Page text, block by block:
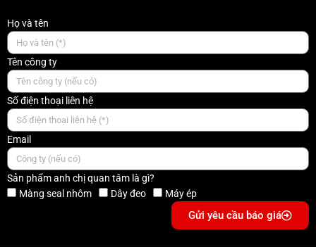
Họ và tên
Tên công ty
Số điện thoại liên hệ
Email
Sản phẩm anh chị quan tâm là gì?
Màng seal nhôm
Dây đeo Máy ép
Gửi yêu cầu báo giá